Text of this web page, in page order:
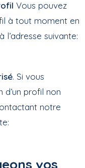
Vous pouvez
à tout moment en
suivante:
. Si vous
d’un profil non
notre
vos